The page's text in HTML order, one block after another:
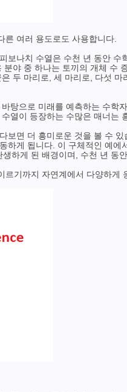
여러 용도로도 사용합니다.
나치 수열은 수천 년 동안
야 중 하나는 토끼의 개체 수
두 마리로, 세 마리로, 다섯
탕으로 미래를 예측하는 수학
열이 등장하는 수많은 매너는
면 더 흥미로운 것을 볼 수
게 됩니다. 이 구체적인 예
하게 된 배경이며, 수천 년 동
기까지 자연계에서 다양하게